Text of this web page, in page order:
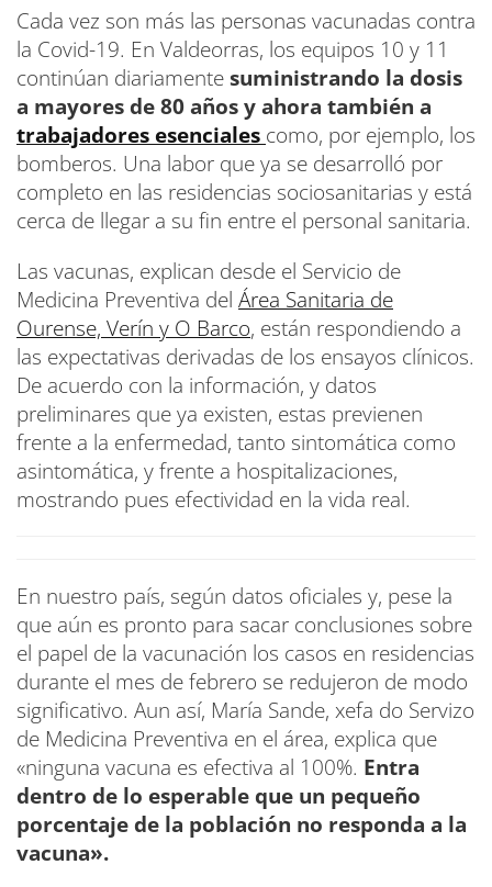
Cada vez son más las personas vacunadas contra
la Covid-19. En Valdeorras, los equipos 10 y 11
continúan diariamentesuministrando la dosis
a mayores de 80 años y ahora también a
trabajadores esenciales como, por ejemplo, los
bomberos. Una labor que ya se desarrolló por
completo en las residencias sociosanitarias y está
cerca de llegar a su fin entre el personal sanitaria.
Las vacunas, explican desde el Servicio de
Medicina Preventiva del Área Sanitaria de
Ourense, Verín y O Barco, están respondiendo a
las expectativas derivadas de los ensayos clínicos.
De acuerdo con la información, y datos
preliminares que ya existen, estas previenen
frente a la enfermedad, tanto sintomática como
asintomática, y frente a hospitalizaciones,
mostrando pues efectividad en la vida real.
En nuestro país, según datos oficiales y, pese la
que aún es pronto para sacar conclusiones sobre
el papel de la vacunación los casos en residencias
durante el mes de febrero se redujeron de modo
significativo. Aun así, María Sande, xefa do Servizo
de Medicina Preventiva en el área, explica que
«ninguna vacuna es efectiva al 100%. Entra
dentro de lo esperable que un pequeño
porcentaje de la población no responda a la
vacuna».